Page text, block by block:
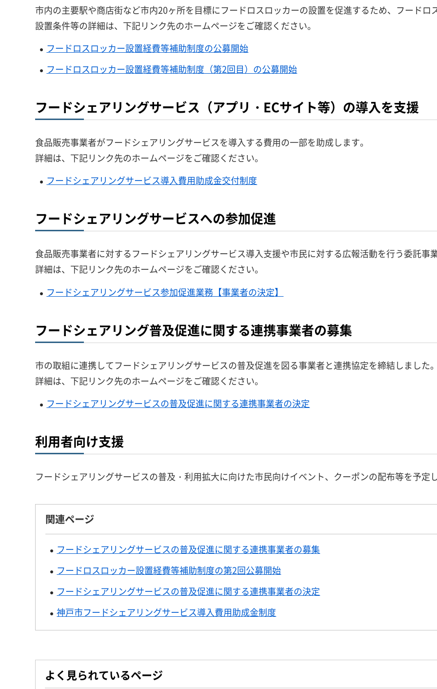
市内の主要駅や商店街など市内20ヶ所を目標にフードロスロッカーの設置を促進するため、フードロ
設置条件等の詳細は、下記リンク先のホームページをご確認ください。
フードロスロッカー設置経費等補助制度の公募開始
フードロスロッカー設置経費等補助制度（第2回目）の公募開始
フードシェアリングサービス（アプリ・ECサイト等）の導入を支援
食品販売事業者がフードシェアリングサービスを導入する費用の一部を助成します。
詳細は、下記リンク先のホームページをご確認ください。
フードシェアリングサービス導入費用助成金交付制度
フードシェアリングサービスへの参加促進
食品販売事業者に対するフードシェアリングサービス導入支援や市民に対する広報活動を行う委託事
詳細は、下記リンク先のホームページをご確認ください。
フードシェアリングサービス参加促進業務【事業者の決定】
フードシェアリング普及促進に関する連携事業者の募集
市の取組に連携してフードシェアリングサービスの普及促進を図る事業者と連携協定を締結しました。
詳細は、下記リンク先のホームページをご確認ください。
フードシェアリングサービスの普及促進に関する連携事業者の決定
利用者向け支援
フードシェアリングサービスの普及・利用拡大に向けた市民向けイベント、クーポンの配布等を予定
関連ページ
フードシェアリングサービスの普及促進に関する連携事業者の募集
フードロスロッカー設置経費等補助制度の第2回公募開始
フードシェアリングサービスの普及促進に関する連携事業者の決定
神戸市フードシェアリングサービス導入費用助成金制度
よく見られているページ